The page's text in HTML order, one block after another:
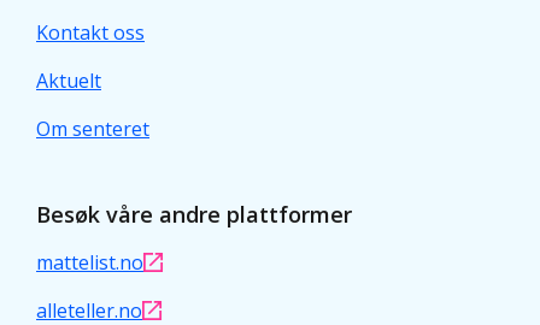
Kontakt oss
Aktuelt
Om senteret
Besøk våre andre plattformer
mattelist.no
alleteller.no